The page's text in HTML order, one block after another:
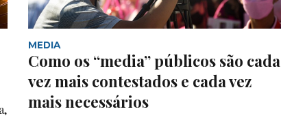
MEDIA
Como os “media” públicos são cada
vez mais contestados e cada vez
mais necessários